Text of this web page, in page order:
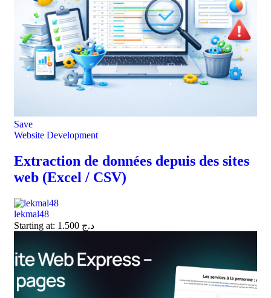
Save
Website Development
Extraction de données depuis des sites
web (Excel / CSV)
lekmal48
Starting at:
د.ج 1.500